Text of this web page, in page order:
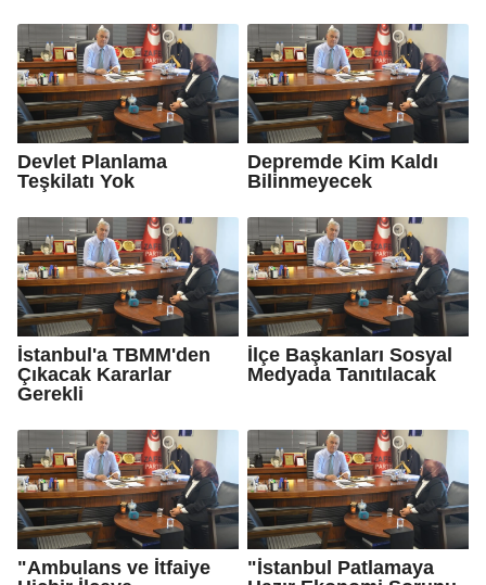
Devlet Planlama
Teşkilatı Yok
Depremde Kim Kaldı
Bilinmeyecek
İstanbul'a TBMM'den
Çıkacak Kararlar
Gerekli
İlçe Başkanları Sosyal
Medyada Tanıtılacak
"Ambulans ve İtfaiye
"İstanbul Patlamaya